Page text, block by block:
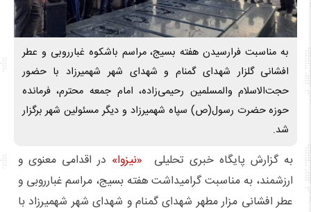
به مناسبت فرارسیدن هفته بسیج، مراسم باشکوه غبارروبی و عطر
افشانی گلزار شهدای گمنام و شهدای شهر شهمیرزاد با حضور
حجت‌الاسلام والمسلمین رحیمی‌زاده، امام جمعه محترم، فرمانده
حوزه حضرت رسول(ص) سپاه شهمیرزاد و دیگر مسئولین شهر برگزار
شد.
به گزارش پایگاه خبری تحلیلی «نیزوا» در اقدامی معنوی و
ارزشمند، به مناسبت گرامیداشت هفته بسیج، مراسم غبارروبی و
عطر افشانی مزار مطهر شهدای گمنام و شهدای شهر شهمیرزاد با